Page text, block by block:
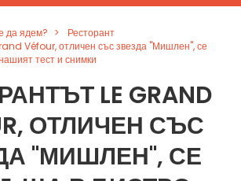
да ядем?
Ресторант
Véfour, отличен със звезда "Мишлен", се
тест и снимки
LE GRAND
ОТЛИЧЕН СЪС
"МИШЛЕН", СЕ